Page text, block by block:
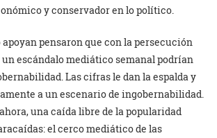
y conservador en lo político.
apoyan pensaron que con la persecución
escándalo mediático semanal podrían
Las cifras le dan la espalda y
a un escenario de ingobernabilidad.
una caída libre de la popularidad
el cerco mediático de las